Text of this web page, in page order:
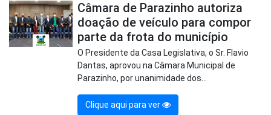
Câmara de Parazinho autoriza
doação de veículo para compor
parte da frota do município
O Presidente da Casa Legislativa, o Sr. Flavio
Dantas, aprovou na Câmara Municipal de
Parazinho, por unanimidade dos...
Clique aqui para ver